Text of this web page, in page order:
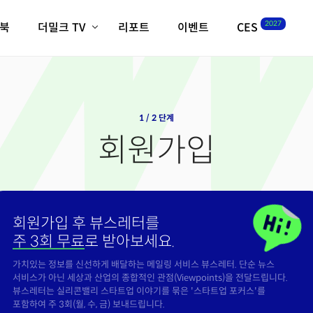
더밀크 TV
크리스의 뉴욕 시그널
밸리토크
리포트 이벤트 CES 2027
1 / 2 단계
회원가입
회원가입 후 뷰스레터를
주 3회 무료로 받아보세요.
가치있는 정보를 신선하게 배달하는 메일링 서비스 뷰스레터. 단순 뉴스
서비스가 아닌 세상과 산업의 종합적인 관점(Viewpoints)을 전달드립니다.
뷰스레터는 실리콘밸리 스타트업 이야기를 묶은 '스타트업 포커스'를
포함하여 주 3회(월, 수, 금) 보내드립니다.